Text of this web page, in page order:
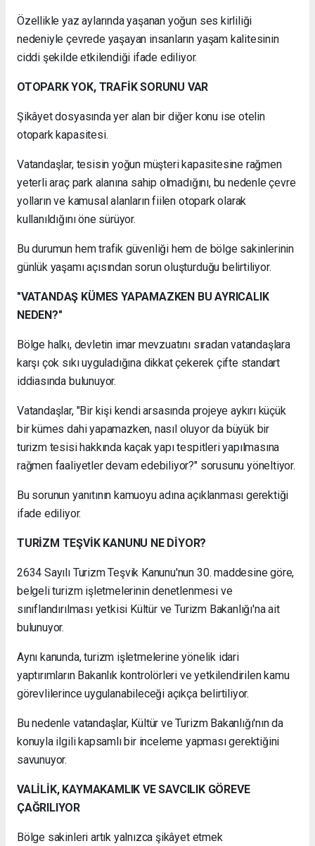
Özellikle yaz aylarında yaşanan yoğun ses kirliliği
nedeniyle çevrede yaşayan insanların yaşam kalitesinin
ciddi şekilde etkilendiği ifade ediliyor.
OTOPARK YOK, TRAFİK SORUNU VAR
Şikâyet dosyasında yer alan bir diğer konu ise otelin
otopark kapasitesi.
Vatandaşlar, tesisin yoğun müşteri kapasitesine rağmen
yeterli araç park alanına sahip olmadığını, bu nedenle çevre
yolların ve kamusal alanların fiilen otopark olarak
kullanıldığını öne sürüyor.
Bu durumun hem trafik güvenliği hem de bölge sakinlerinin
günlük yaşamı açısından sorun oluşturduğu belirtiliyor.
"VATANDAŞ KÜMES YAPAMAZKEN BU AYRICALIK
NEDEN?"
Bölge halkı, devletin imar mevzuatını sıradan vatandaşlara
karşı çok sıkı uyguladığına dikkat çekerek çifte standart
iddiasında bulunuyor.
Vatandaşlar, "Bir kişi kendi arsasında projeye aykırı küçük
bir kümes dahi yapamazken, nasıl oluyor da büyük bir
turizm tesisi hakkında kaçak yapı tespitleri yapılmasına
rağmen faaliyetler devam edebiliyor?" sorusunu yöneltiyor.
Bu sorunun yanıtının kamuoyu adına açıklanması gerektiği
ifade ediliyor.
TURİZM TEŞVİK KANUNU NE DİYOR?
2634 Sayılı Turizm Teşvik Kanunu'nun 30. maddesine göre,
belgeli turizm işletmelerinin denetlenmesi ve
sınıflandırılması yetkisi Kültür ve Turizm Bakanlığı'na ait
bulunuyor.
Aynı kanunda, turizm işletmelerine yönelik idari
yaptırımların Bakanlık kontrolörleri ve yetkilendirilen kamu
görevlilerince uygulanabileceği açıkça belirtiliyor.
Bu nedenle vatandaşlar, Kültür ve Turizm Bakanlığı'nın da
konuyla ilgili kapsamlı bir inceleme yapması gerektiğini
savunuyor.
VALİLİK, KAYMAKAMLIK VE SAVCILIK GÖREVE
ÇAĞRILIYOR
Bölge sakinleri artık yalnızca şikâyet etmek